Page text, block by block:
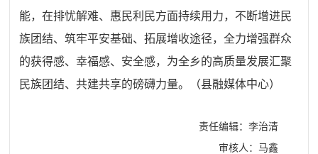
能，在排忧解难、惠民利民方面持续用力，不断增进民
族团结、筑牢平安基础、拓展增收途径，全力增强群众
的获得感、幸福感、安全感，为全乡的高质量发展汇聚
民族团结、共建共享的磅礴力量。（县融媒体中心）
责任编辑：李治清
审核人：马鑫